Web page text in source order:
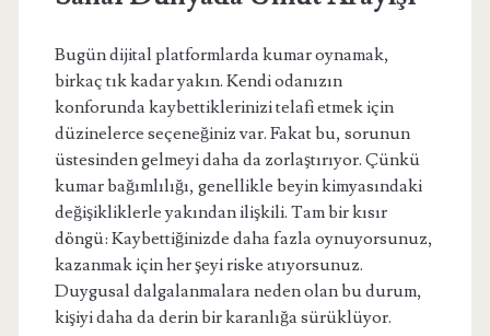
Bugün dijital platformlarda kumar oynamak,
birkaç tık kadar yakın. Kendi odanızın
konforunda kaybettiklerinizi telafi etmek için
düzinelerce seçeneğiniz var. Fakat bu, sorunun
üstesinden gelmeyi daha da zorlaştırıyor. Çünkü
kumar bağımlılığı, genellikle beyin kimyasındaki
değişikliklerle yakından ilişkili. Tam bir kısır
döngü: Kaybettiğinizde daha fazla oynuyorsunuz,
kazanmak için her şeyi riske atıyorsunuz.
Duygusal dalgalanmalara neden olan bu durum,
kişiyi daha da derin bir karanlığa sürüklüyor.